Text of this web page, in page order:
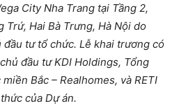
City Nha Trang tại Tầng 2,
Trứ, Hai Bà Trưng, Hà Nội do
đầu tư tổ chức. Lễ khai trương có
đầu tư KDI Holdings, Tổng
Bắc – Realhomes, và RETI
của Dự án.